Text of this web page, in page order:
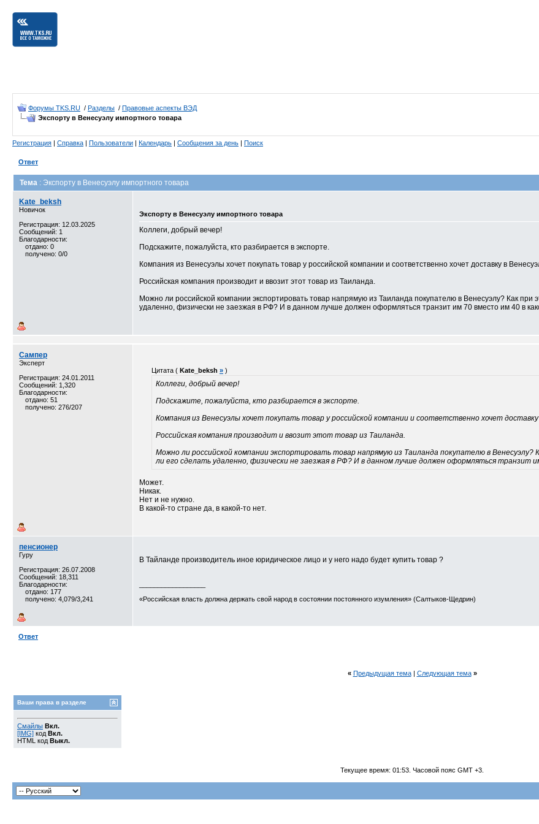
Форумы TKS.RU / Разделы / Правовые аспекты ВЭД
Экспорту в Венесуэлу импортного товара
Регистрация | Справка | Пользователи | Календарь | Сообщения за день | Поиск
Ответ
Тема : Экспорту в Венесуэлу импортного товара
Kate_beksh
Новичок
Регистрация: 12.03.2025
Сообщений: 1
Благодарности:
отдано: 0
получено: 0/0
Экспорту в Венесуэлу импортного товара
Коллеги, добрый вечер!
Подскажите, пожалуйста, кто разбирается в экспорте.
Компания из Венесуэлы хочет покупать товар у российской компании и соответственно хочет доставку в
Российская компания производит и ввозит этот товар из Таиланда.
Можно ли российской компании экспортировать товар напрямую из Таиланда покупателю в Венесуэлу? Как
удаленно, физически не заезжая в РФ? И в данном лучше должен оформляться транзит им 70 вместо им 40 в
Сампер
Эксперт
Регистрация: 24.01.2011
Сообщений: 1,320
Благодарности:
отдано: 51
получено: 276/207
Цитата ( Kate_beksh » )
Коллеги, добрый вечер!
Подскажите, пожалуйста, кто разбирается в экспорте.
Компания из Венесуэлы хочет покупать товар у российской компании и соответственно хочет доставку
Российская компания производит и ввозит этот товар из Таиланда.
Можно ли российской компании экспортировать товар напрямую из Таиланда покупателю в
ли его сделать удаленно, физически не заезжая в РФ? И в данном лучше должен оформляться транзит
Может.
Никак.
Нет и не нужно.
В какой-то стране да, в какой-то нет.
пенсионер
Гуру
Регистрация: 26.07.2008
Сообщений: 18,311
Благодарности:
отдано: 177
получено: 4,079/3,241
В Тайланде производитель иное юридическое лицо и у него надо будет купить товар ?
«Российская власть должна держать свой народ в состоянии постоянного изумления» (Салтыков-Щедрин)
Ответ
« Предыдущая тема| Следующая тема »
Ваши права в разделе
Смайлы Вкл.
[IMG] код Вкл.
HTML код Выкл.
Текущее время: 01:53 . Часовой пояс GMT +3.